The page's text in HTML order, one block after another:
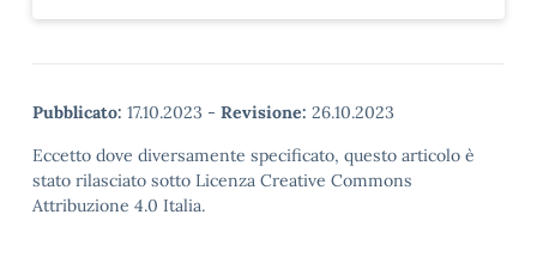
Pubblicato: 17.10.2023 - Revisione: 26.10.2023
Eccetto dove diversamente specificato, questo articolo è
stato rilasciato sotto Licenza Creative Commons
Attribuzione 4.0 Italia.